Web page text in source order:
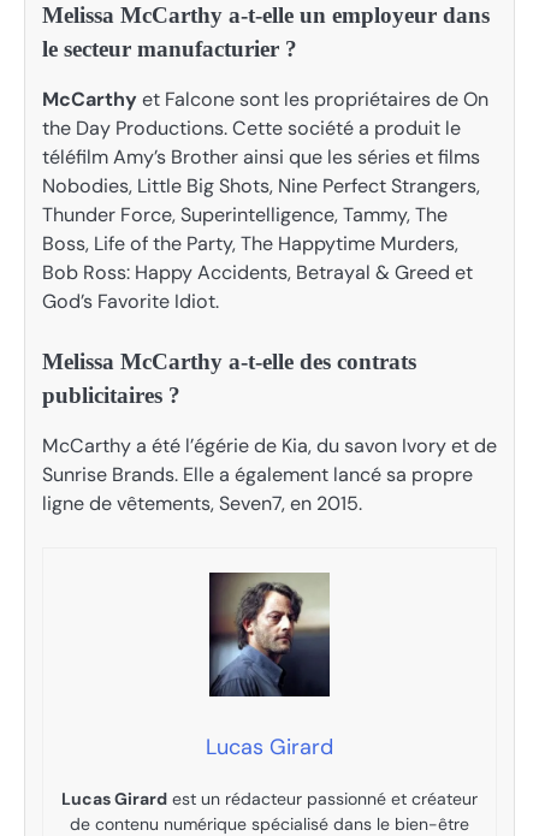
Melissa McCarthy a-t-elle un employeur dans
le secteur manufacturier ?
McCarthyet Falcone sont les propriétaires de On
the Day Productions. Cette société a produit le
téléfilm Amy’s Brother ainsi que les séries et films
Nobodies, Little Big Shots, Nine Perfect Strangers,
Thunder Force, Superintelligence, Tammy, The
Boss, Life of the Party, The Happytime Murders,
Bob Ross: Happy Accidents, Betrayal & Greed et
God’s Favorite Idiot.
Melissa McCarthy a-t-elle des contrats
publicitaires ?
McCarthy a été l’égérie de Kia, du savon Ivory et de
Sunrise Brands. Elle a également lancé sa propre
ligne de vêtements, Seven7, en 2015.
Lucas Girard
Lucas Girard est un rédacteur passionné et créateur
de contenu numérique spécialisé dans le bien-être